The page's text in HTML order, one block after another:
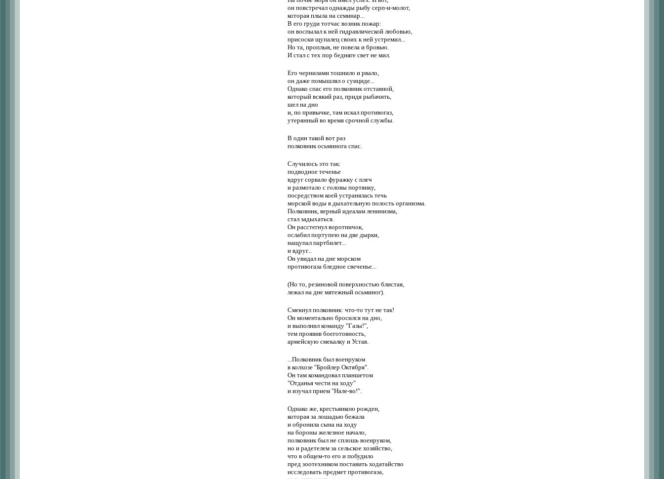
он повстречал однажды рыбу серп-и-молот,
которая плыла на семинар...
В его груди тотчас возник пожар:
он воспылал к ней гидравлической любовью,
присоски щупалец своих к ней устремил...
Но та, проплыв, не повела и бровью.
И стал с тех пор бедняге свет не мил.
Его чернилами тошнило и рвало,
он даже помышлял о суициде...
Однако спас его полковник отставной,
который всякий раз, придя рыбачить,
шел на дно
и, по привычке, там искал противогаз,
утерянный во время срочной службы.
В один такой вот раз
полковник осьминога спас.
Случилось это так:
подводное теченье
вдруг сорвало фуражку с плеч
и размотало с головы портянку,
посредством коей устранялась течь
морской воды в дыхательную полость организма.
Полковник, верный идеалам ленинизма,
стал задыхаться.
Он расстегнул воротничок,
ослабил портупею на две дырки,
нащупал партбилет...
и вдруг...
Он увидал на дне морском
противогаза бледное свеченье...
(Но то, резиновой поверхностью блистая,
лежал на дне мятежный осьминог).
Смекнул полковник: что-то тут не так!
Он моментально бросился на дно,
и выполнил команду "Газы!",
тем проявив боеготовность,
армейскую смекалку и Устав.
...Полковник был военруком
в колхозе "Бройлер Октября".
Он там командовал планшетом
"Отданья чести на ходу"
и изучал прием "Нале-во!".
Однако же, крестьянкою рожден,
которая за лошадью бежала
и обронила сына на ходу
на бороны железное начало,
полковник был не сплошь военруком,
но и радетелем за сельское хозяйство,
что в общем-то его и побудило
пред зоотехником поставить ходатайство
исследовать предмет противогаза,